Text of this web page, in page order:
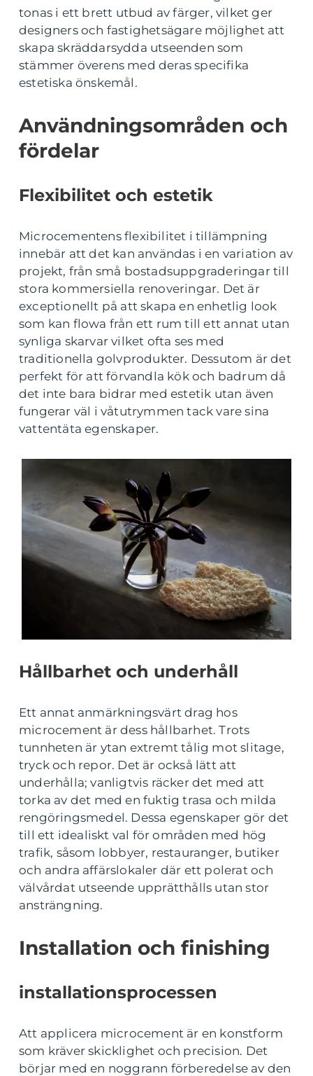
tonas i ett brett utbud av färger, vilket ger
designers och fastighetsägare möjlighet att
skapa skräddarsydda utseenden som
stämmer överens med deras specifika
estetiska önskemål.
Användningsområden och
fördelar
Flexibilitet och estetik
Microcementens flexibilitet i tillämpning
innebär att det kan användas i en variation av
projekt, från små bostadsuppgraderingar till
stora kommersiella renoveringar. Det är
exceptionellt på att skapa en enhetlig look
som kan flowa från ett rum till ett annat utan
synliga skarvar vilket ofta ses med
traditionella golvprodukter. Dessutom är det
perfekt för att förvandla kök och badrum då
det inte bara bidrar med estetik utan även
fungerar väl i våtutrymmen tack vare sina
vattentäta egenskaper.
Hållbarhet och underhåll
Ett annat anmärkningsvärt drag hos
microcement är dess hållbarhet. Trots
tunnheten är ytan extremt tålig mot slitage,
tryck och repor. Det är också lätt att
underhålla; vanligtvis räcker det med att
torka av det med en fuktig trasa och milda
rengöringsmedel. Dessa egenskaper gör det
till ett idealiskt val för områden med hög
trafik, såsom lobbyer, restauranger, butiker
och andra affärslokaler där ett polerat och
välvårdat utseende upprätthålls utan stor
ansträngning.
Installation och finishing
installationsprocessen
Att applicera microcement är en konstform
som kräver skicklighet och precision. Det
börjar med en noggrann förberedelse av den